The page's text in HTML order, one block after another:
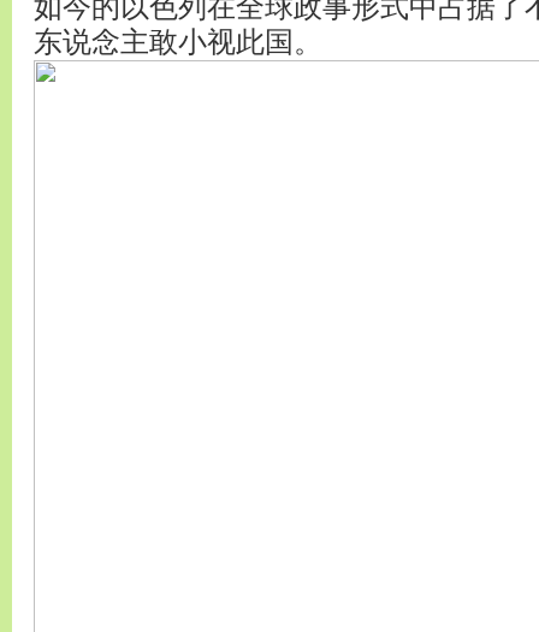
如今的以色列在全球政事形式中占据了
东说念主敢小视此国。